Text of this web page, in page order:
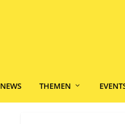
NEWS THEMEN